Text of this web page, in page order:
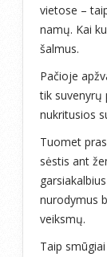
vietose –
namų. Kai
šalmus.
Pačioje
tik suvenyrų
nukritusios
Tuomet
sėstis ant
nurodymus
veiksmų.
Taip